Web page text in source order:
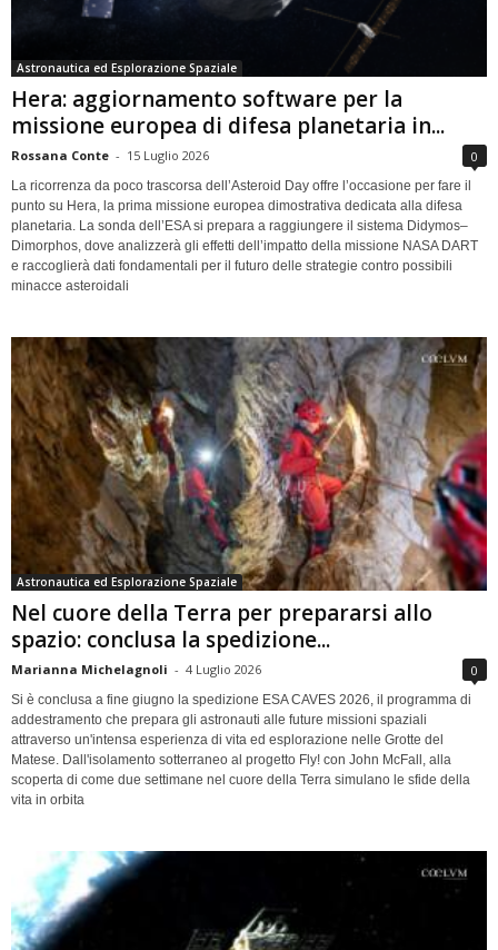
Astronautica ed Esplorazione Spaziale
Hera: aggiornamento software per la
missione europea di difesa planetaria in...
Rossana Conte - 15 Luglio 2026 0
La ricorrenza da poco trascorsa dell’Asteroid Day offre l’occasione per fare il
punto su Hera, la prima missione europea dimostrativa dedicata alla difesa
planetaria. La sonda dell’ESA si prepara a raggiungere il sistema Didymos–
Dimorphos, dove analizzerà gli effetti dell’impatto della missione NASA DART
e raccoglierà dati fondamentali per il futuro delle strategie contro possibili
minacce asteroidali
Astronautica ed Esplorazione Spaziale
Nel cuore della Terra per prepararsi allo
spazio: conclusa la spedizione...
Marianna Michelagnoli - 4 Luglio 2026 0
Si è conclusa a fine giugno la spedizione ESA CAVES 2026, il programma di
addestramento che prepara gli astronauti alle future missioni spaziali
attraverso un'intensa esperienza di vita ed esplorazione nelle Grotte del
Matese. Dall'isolamento sotterraneo al progetto Fly! con John McFall, alla
scoperta di come due settimane nel cuore della Terra simulano le sfide della
vita in orbita